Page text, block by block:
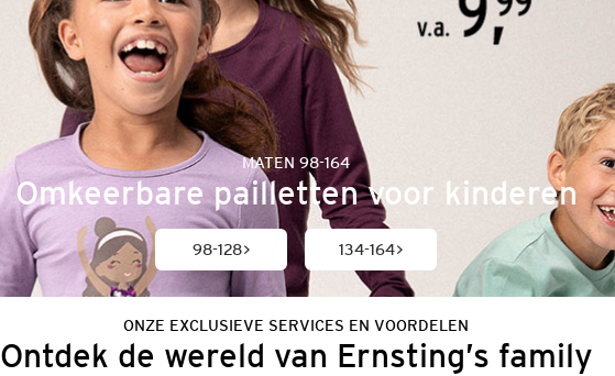
MATEN 98-164
Omkeerbare pailletten voor kinderen
98-128 134-164
ONZE EXCLUSIEVE SERVICES EN VOORDELEN
Ontdek de wereld van Ernsting’s family